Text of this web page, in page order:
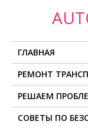
ГЛАВНАЯ
РЕМОНТ
РЕШАЕМ
СОВЕТЫ ПО